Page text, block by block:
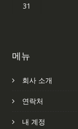
31
메뉴
회사 소개
연락처
내 계정